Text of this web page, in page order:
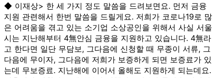
◆ 이재상> 한 세 가지 정도 말씀을 드려보면요. 먼저 금융
지원 관련해서 한번 말씀을 드릴게요. 저희가 코로나19로 많
은 어려움을 겪고 있는 소기업 소상공인을 위해서 사실 서울
시는 지난해부터 4無안심 금융을 지원하고 있습니다. 4無라
고 한다면 일단 무담보, 그다음에 신청할 때 무종이 서류, 그
다음에 무이자, 그다음에 저희가 보증하게 되면 보증료가 있
는데 무보증료. 지난해에 이어서 올해도 지원하게 되는데요.